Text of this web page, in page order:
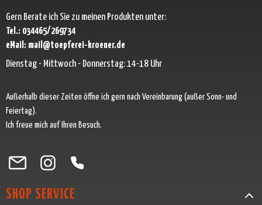
Gern Berate ich Sie zu meinen Produkten unter:
Tel.: 034465/269734
eMail: mail@toepferei-kroener.de
Dienstag - Mittwoch - Donnerstag: 14-18 Uhr
Außerhalb dieser Zeiten öffne ich gern nach Vereinbarung (außer Sonn- und
Feiertag).
Ich freue mich auf Ihren Besuch.
Besuche uns auf Facebook – öffnet in neuem Tab (externer Link)
Schau auf Instagram vorbei – öffnet in neuem Tab (externer Link)
Lass dich auf Pinterest inspirieren – öffnet in neuem Tab
Folge uns auf X – öffnet in neuem Tab (externer Link)
SHOP SERVICE